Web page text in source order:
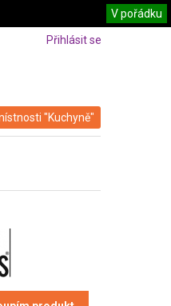
Přihlásit se
"Kuchyně"
V pořádku